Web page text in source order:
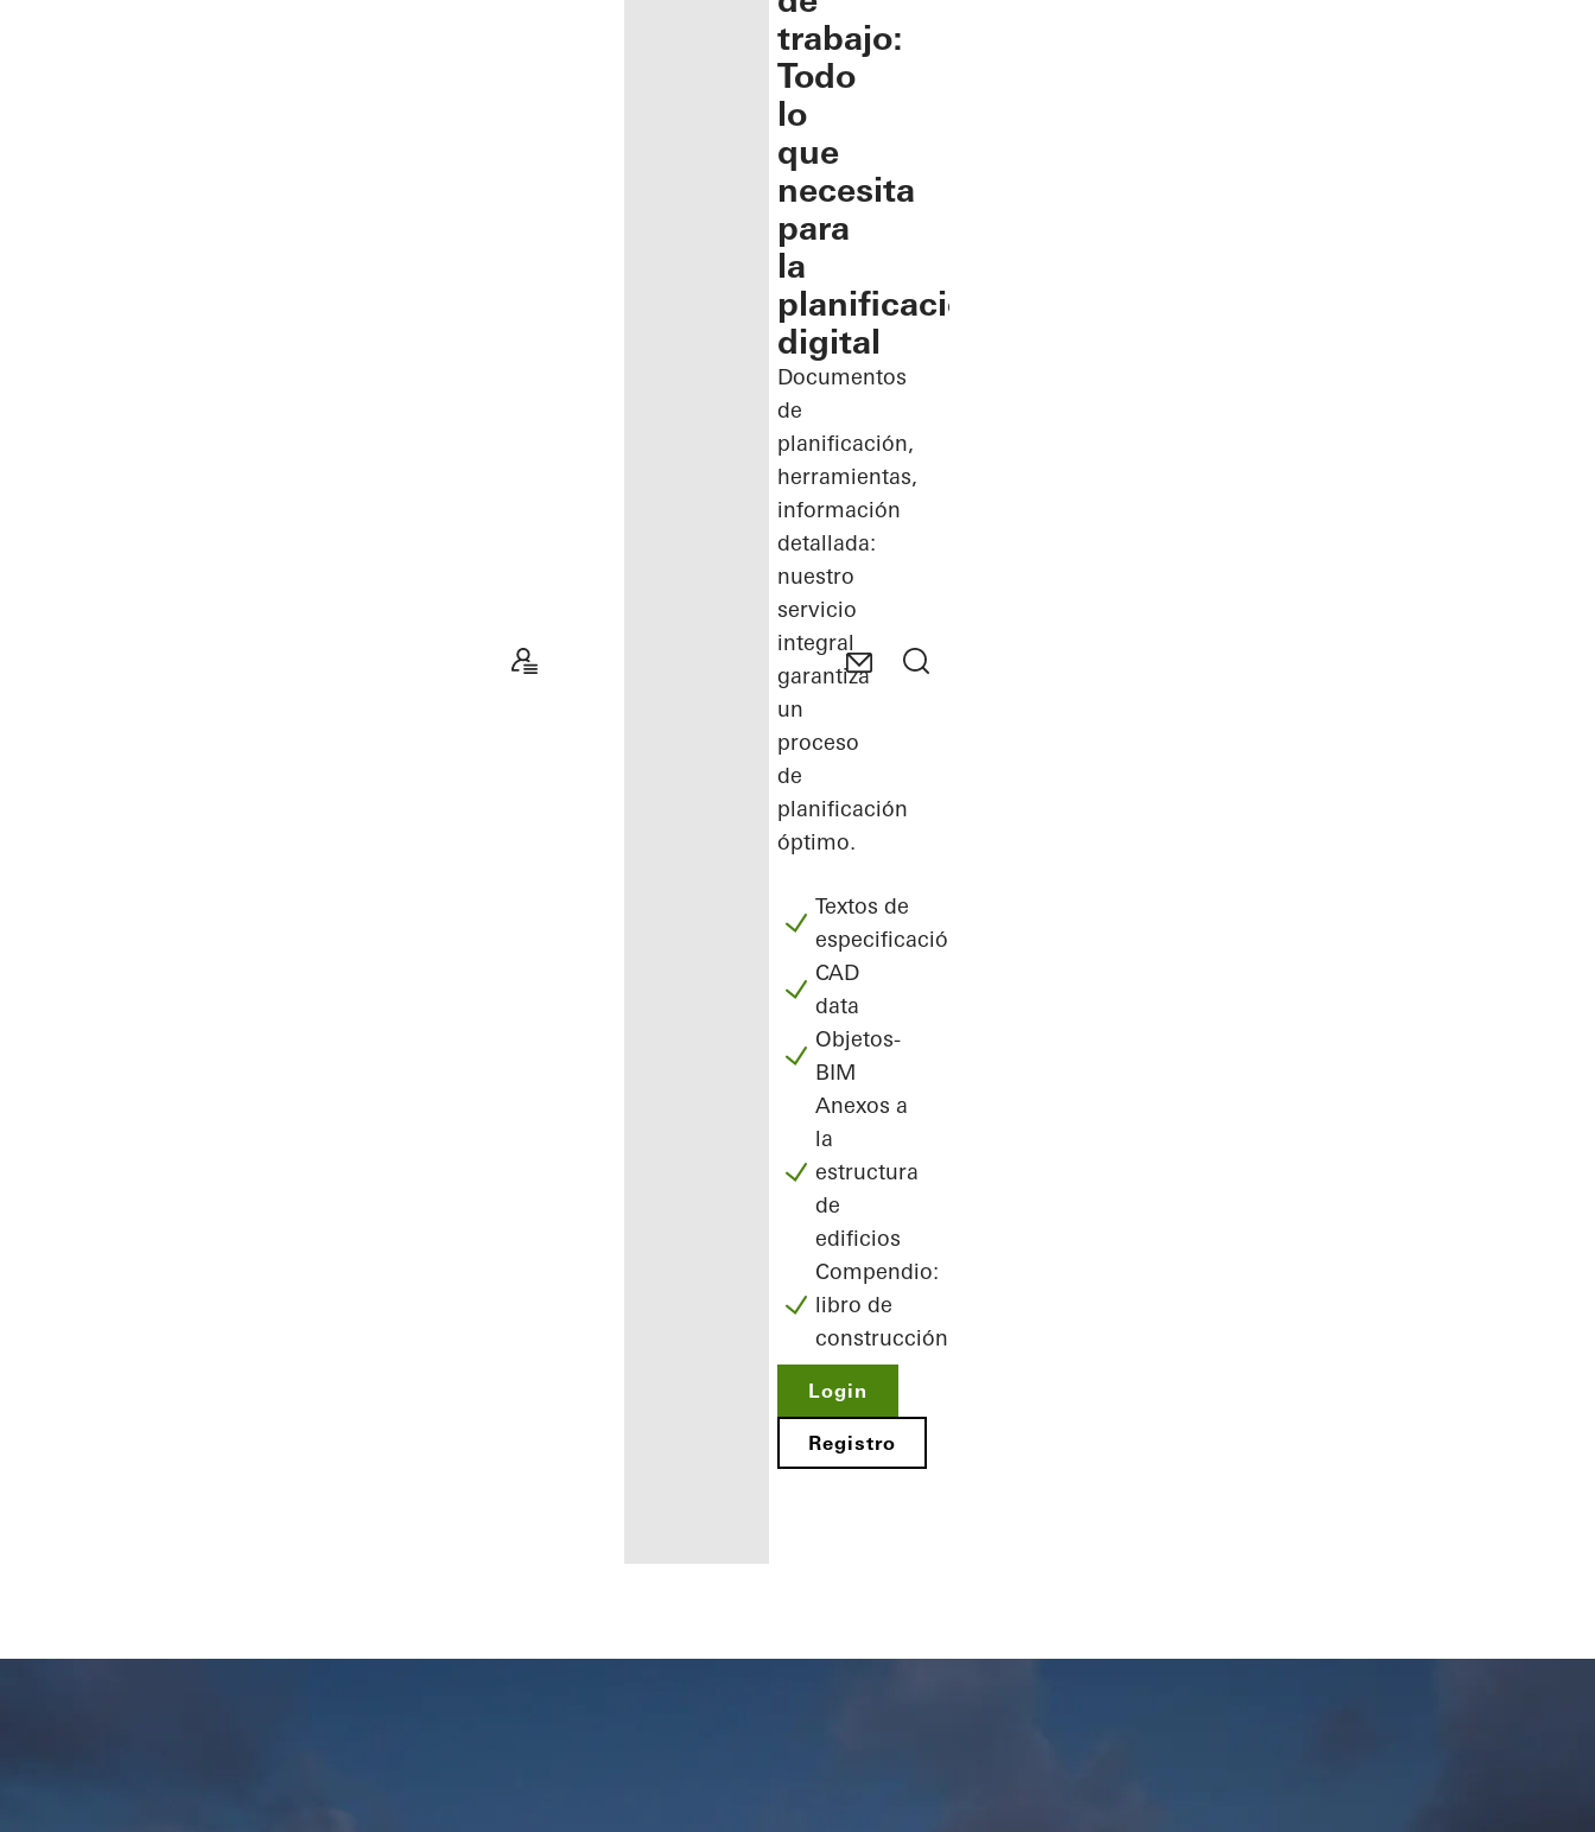
como
trabajo:
Todo
lo
que
necesita
para
la
planificación
digital
Documentos
de
planificación,
herramientas,
información
detallada:
nuestro
servicio
integral
garantiza
un
proceso
de
planificación
óptimo.
Textos de
especificación
CAD
data
Objetos-
BIM
Anexos a
la
estructura
de
edificios
Compendio:
libro de
construcción
Login
Registro